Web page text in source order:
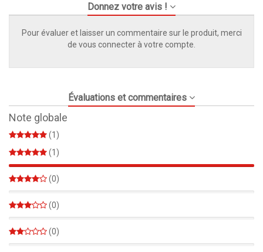
Donnez votre avis !
Pour évaluer et laisser un commentaire sur le produit, merci
de vous connecter à votre compte.
Évaluations et commentaires
Note globale
(1)
(1)
100%
(0)
(0)
(0)